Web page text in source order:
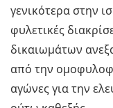
γενικότερα στην
φυλετικές
δικαιωμάτων
από την
αγώνες για την